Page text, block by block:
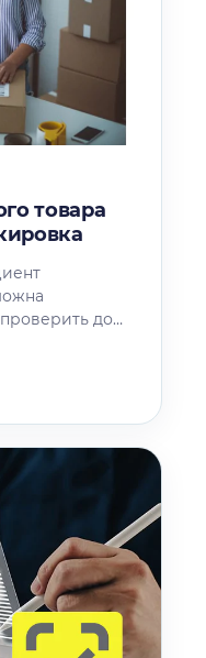
товара
до